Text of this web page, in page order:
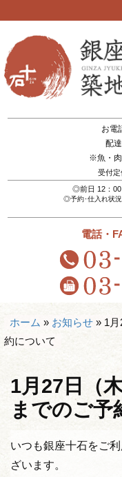
お電
配
※魚・肉
受付定
◎前日 12：00
◎予約･仕入れ状
電話・
ホーム » お知らせ » 1
約について
1月27日（
までのご予
いつも銀座十石をご
ざいます。